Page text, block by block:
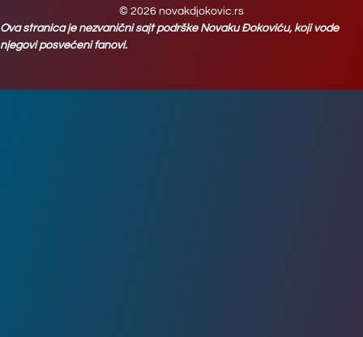
© 2026 novakdjokovic.rs
Ova stranica je nezvanični sajt podrške Novaku Đokoviću, koji vode
njegovi posvećeni fanovi.